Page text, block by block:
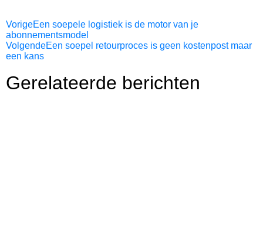
VorigeEen soepele logistiek is de motor van je
abonnementsmodel
VolgendeEen soepel retourproces is geen kostenpost maar
een kans
Gerelateerde berichten